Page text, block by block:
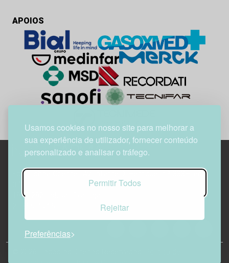
Usamos cookies no nosso site para melhorar a
sua experiência de utilizador, fornecer conteúdo
personalizado e analisar o tráfego.
Permitir Todos
Rejeitar
Preferências
APOIOS
Edif. Lisboa Oriente | Av. Infante D. Henrique, n.º 333H, esc.
1800-282 Lisboa | Portugal